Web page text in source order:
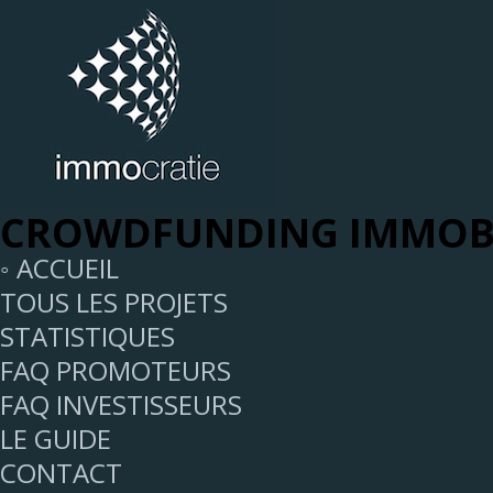
CROWDFUNDING
◦ ACCUEIL
TOUS LES PROJETS
STATISTIQUES
FAQ PROMOTEURS
FAQ INVESTISSEURS
LE GUIDE
CONTACT